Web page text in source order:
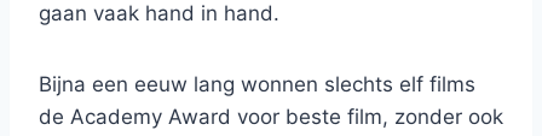
gaan vaak hand in hand.
Bijna een eeuw lang wonnen slechts elf films
de Academy Award voor beste film, zonder ook